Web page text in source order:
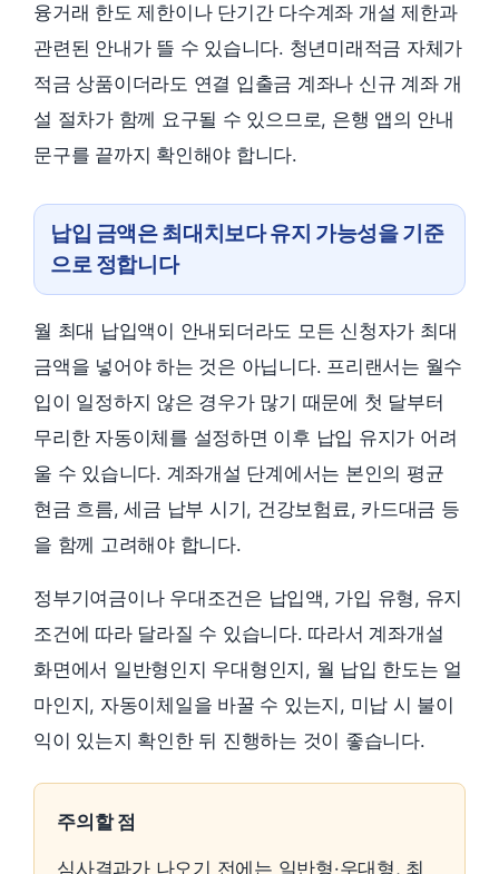
융거래 한도 제한이나 단기간 다수계좌 개설 제한과
관련된 안내가 뜰 수 있습니다. 청년미래적금 자체가
적금 상품이더라도 연결 입출금 계좌나 신규 계좌 개
설 절차가 함께 요구될 수 있으므로, 은행 앱의 안내
문구를 끝까지 확인해야 합니다.
납입 금액은 최대치보다 유지 가능성을 기준
으로 정합니다
월 최대 납입액이 안내되더라도 모든 신청자가 최대
금액을 넣어야 하는 것은 아닙니다. 프리랜서는 월수
입이 일정하지 않은 경우가 많기 때문에 첫 달부터
무리한 자동이체를 설정하면 이후 납입 유지가 어려
울 수 있습니다. 계좌개설 단계에서는 본인의 평균
현금 흐름, 세금 납부 시기, 건강보험료, 카드대금 등
을 함께 고려해야 합니다.
정부기여금이나 우대조건은 납입액, 가입 유형, 유지
조건에 따라 달라질 수 있습니다. 따라서 계좌개설
화면에서 일반형인지 우대형인지, 월 납입 한도는 얼
마인지, 자동이체일을 바꿀 수 있는지, 미납 시 불이
익이 있는지 확인한 뒤 진행하는 것이 좋습니다.
주의할 점
심사결과가 나오기 전에는 일반형·우대형, 최